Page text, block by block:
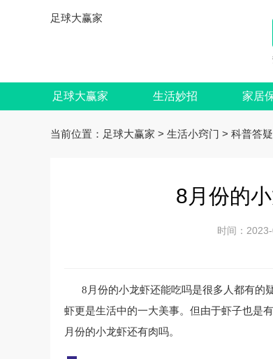
足球大赢家
足球大赢家 生活妙招 家居
当前位置： 足球大赢家 > 生活小窍门 > 科普答疑
8月份的
时间：
8月份的小龙虾还能吃吗是很多人都有的
虾更是生活中的一大美事。但由于虾子也是
月份的小龙虾还有肉吗。